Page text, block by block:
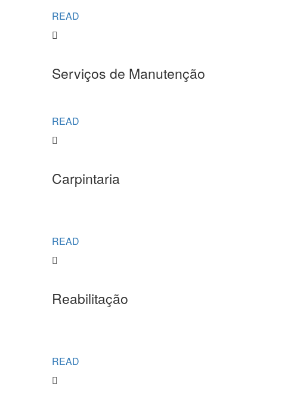
READ
Serviços de Manutenção
READ
Carpintaria
READ
Reabilitação
READ